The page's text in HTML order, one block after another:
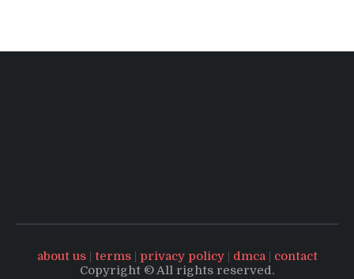
about us| terms| privacy policy| dmca| contact
Copyright © All rights reserved.